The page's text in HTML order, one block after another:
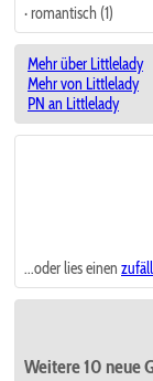
· romantisch (1)
Mehr über Littlelady
Mehr von Littlelady
PN an Littlelady
...oder lies einen
Weitere 10 neue